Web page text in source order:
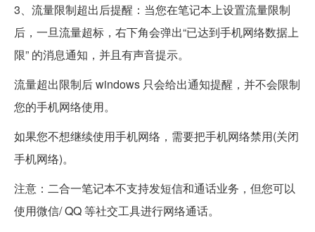
3、流量限制超出后提醒：当您在笔记本上设置流量限制
后，一旦流量超标，右下角会弹出“已达到手机网络数据上
限” 的消息通知，并且有声音提示。
流量超出限制后 windows 只会给出通知提醒，并不会限制
您的手机网络使用。
如果您不想继续使用手机网络，需要把手机网络禁用(关闭
手机网络)。
注意：二合一笔记本不支持发短信和通话业务，但您可以
使用微信/ QQ 等社交工具进行网络通话。